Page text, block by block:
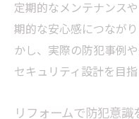
定期的なメンテナンス
期的な安心感につなが
かし、実際の防犯事例
セキュリティ設計を目指
リフォームで防犯意